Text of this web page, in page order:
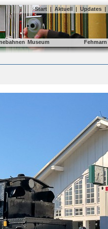
Start | Aktuell | Updates |
Museum Fehmarn